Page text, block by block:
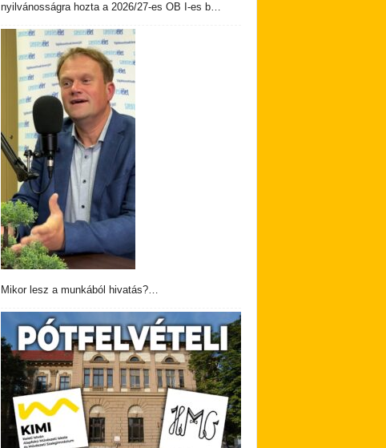
nyilvánosságra hozta a 2026/27-es OB I-es b…
Mikor lesz a munkából hivatás?…